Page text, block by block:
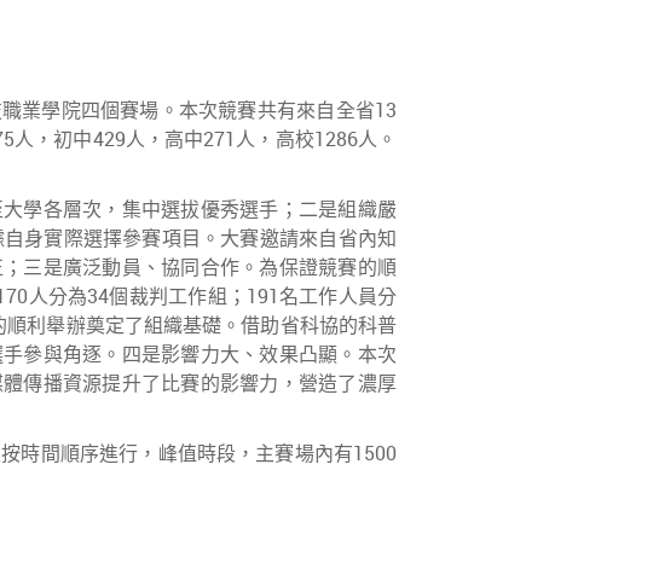
業學院四個賽場。本次競賽共有來自全省13
，初中429人，高中271人，高校1286人。
學各層次，集中選拔優秀選手；二是組織嚴
身實際選擇參賽項目。大賽邀請來自省內知
三是廣泛動員、協同合作。為保證競賽的順
人分為34個裁判工作組；191名工作人員分
利舉辦奠定了組織基礎。借助省科協的科普
參與角逐。四是影響力大、效果凸顯。本次
傳播資源提升了比賽的影響力，營造了濃厚
時間順序進行，峰值時段，主賽場內有1500